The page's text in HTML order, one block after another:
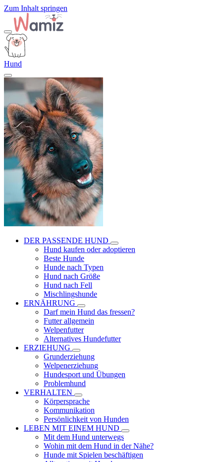
Zum Inhalt springen
Hund
DER PASSENDE HUND
Hund kaufen oder adoptieren
Beste Hunde
Hunde nach Typen
Hund nach Größe
Hund nach Fell
Mischlingshunde
ERNÄHRUNG
Darf mein Hund das fressen?
Futter allgemein
Welpenfutter
Alternatives Hundefutter
ERZIEHUNG
Grunderziehung
Welpenerziehung
Hundesport und Übungen
Problemhund
VERHALTEN
Körpersprache
Kommunikation
Persönlichkeit von Hunden
LEBEN MIT EINEM HUND
Mit dem Hund unterwegs
Wohin mit dem Hund in der Nähe?
Hunde mit Spielen beschäftigen